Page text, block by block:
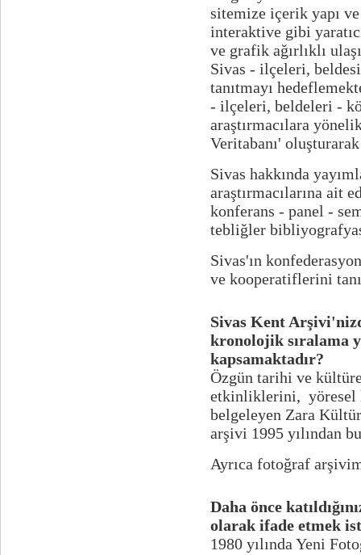
sitemize içerik yapı
interaktive gibi
ve grafik ağırlıklı
Sivas - ilçeleri,
tanıtmayı
- ilçeleri, beldeleri -
araştırmacılara
Veritabanı'
Sivas hakkında
araştırmacılarına ait
konferans - panel -
tebliğler
Sivas'ın
ve kooperatiflerini
Sivas Kent
kronolojik sıralama
kapsamaktadır?
Özgün tarihi ve
etkinliklerini, yöresel
belgeleyen Zara
arşivi 1995 yılından
Ayrıca fotoğraf
Daha önce
olarak ifade etmek
1980 yılında Yeni